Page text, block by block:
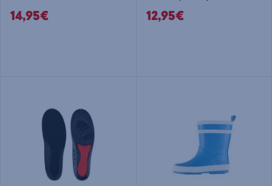
14,95€ 12,95€